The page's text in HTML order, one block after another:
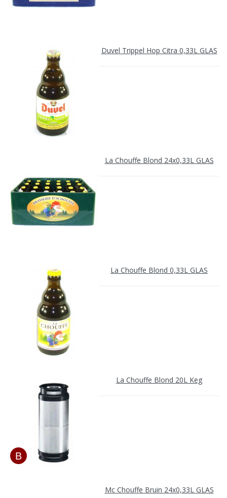
Duvel Trippel Hop Citra 0,33L GLAS
La Chouffe Blond 24x0,33L GLAS
La Chouffe Blond 0,33L GLAS
La Chouffe Blond 20L Keg
Mc Chouffe Bruin 24x0,33L GLAS